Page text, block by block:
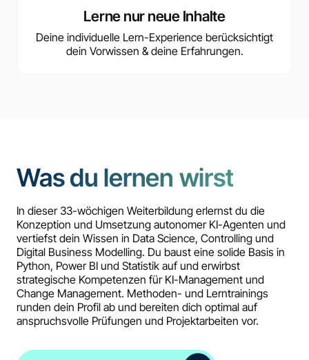
Lerne nur neue Inhalte
Deine individuelle Lern-Experience berücksichtigt
dein Vorwissen & deine Erfahrungen.
Was du lernen wirst
In dieser 33-wöchigen Weiterbildung erlernst du die
Konzeption und Umsetzung autonomer KI-Agenten und
vertiefst dein Wissen in Data Science, Controlling und
Digital Business Modelling. Du baust eine solide Basis in
Python, Power BI und Statistik auf und erwirbst
strategische Kompetenzen für KI-Management und
Change Management. Methoden- und Lerntrainings
runden dein Profil ab und bereiten dich optimal auf
anspruchsvolle Prüfungen und Projektarbeiten vor.